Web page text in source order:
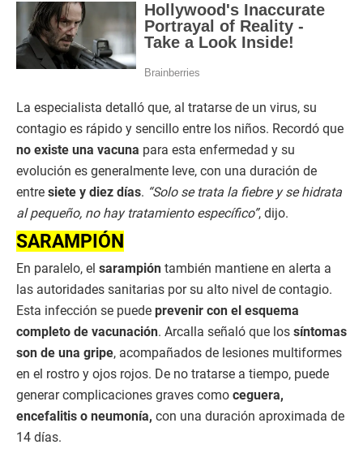
La especialista detalló que, al tratarse de un virus, su
contagio es rápido y sencillo entre los niños. Recordó que
no existe una vacuna para esta enfermedad y su
evolución es generalmente leve, con una duración de
entre siete y diez días. “Solo se trata la fiebre y se hidrata
al pequeño, no hay tratamiento específico”, dijo.
SARAMPIÓN
En paralelo, el sarampión también mantiene en alerta a
las autoridades sanitarias por su alto nivel de contagio.
Esta infección se puede prevenir con el esquema
completo de vacunación. Arcalla señaló que los síntomas
son de una gripe, acompañados de lesiones multiformes
en el rostro y ojos rojos. De no tratarse a tiempo, puede
generar complicaciones graves como ceguera,
encefalitis o neumonía, con una duración aproximada de
14 días.